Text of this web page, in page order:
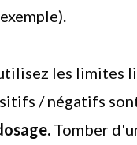
les limites
/ négatifs
Tomber